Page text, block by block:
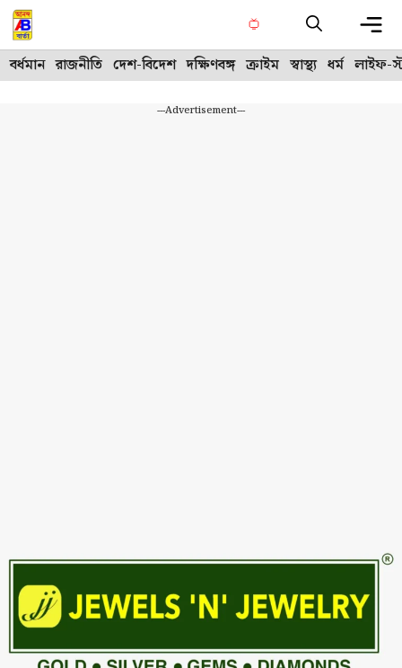
Skip
to
content
বর্ধমান রাজনীতি দেশ-বিদেশ দক্ষিণবঙ্গ ক্রাইম স্বাস্থ্য ধর্ম লাইফ-
---Advertisement---